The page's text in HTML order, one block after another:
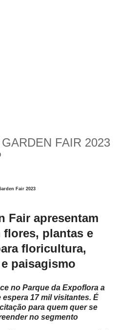
FAIR 2023
Fair 2023
Fair apresentam
flores, plantas e
floricultura,
paisagismo
no Parque da Expoflora a
17 mil visitantes. É
para quem quer se
no segmento